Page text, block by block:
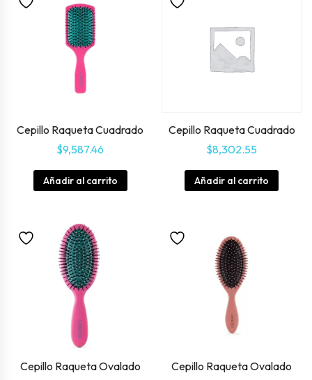
Cepillo Raqueta Cuadrado
$9,587.46
Añadir al carrito
Cepillo Raqueta Cuadrado
$8,302.55
Añadir al carrito
Cepillo Raqueta Ovalado
Cepillo Raqueta Ovalado